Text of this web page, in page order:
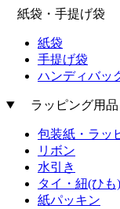
紙袋・手提げ袋
紙袋
手提げ袋
ハンディバッ
ラッピング用品
包装紙・ラッ
リボン
水引き
タイ・紐(ひも)
紙パッキン